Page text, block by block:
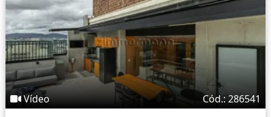
Vídeo Cód.: 286541